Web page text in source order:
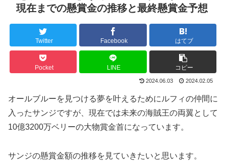
現在までの懸賞金の推移と最終懸賞金予想
Twitter Facebook はてブ
Pocket LINE コピー
2024.06.03 2024.02.05
オールブルーを見つける夢を叶えるためにルフィの仲間に
入ったサンジですが、現在では未来の海賊王の両翼として
10億3200万ベリーの大物賞金首になっています。
サンジの懸賞金額の推移を見ていきたいと思います。